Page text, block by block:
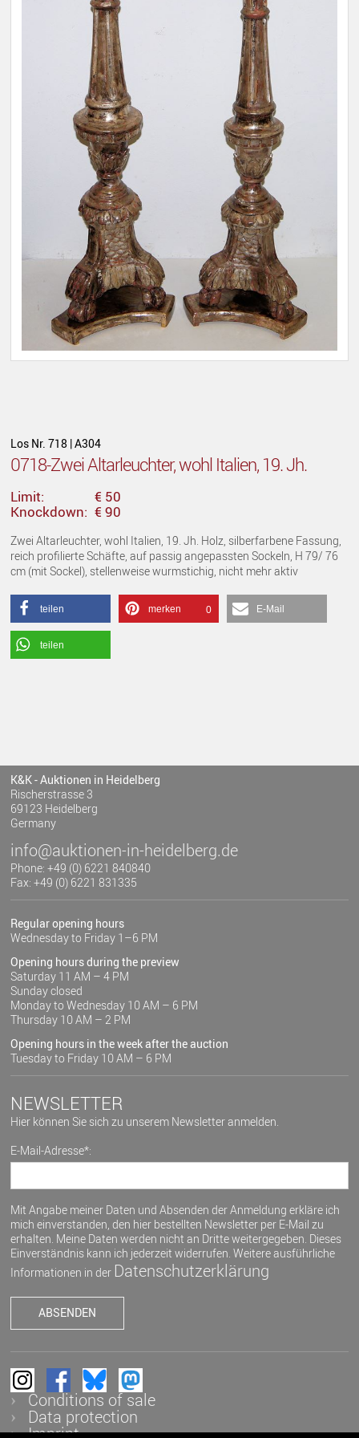
Los Nr. 718 | A304
0718-Zwei Altarleuchter, wohl Italien, 19. Jh.
Limit:
€ 50
Knockdown: € 90
Zwei Altarleuchter, wohl Italien, 19. Jh. Holz, silberfarbene Fassung,
reich profilierte Schäfte, auf passig angepassten Sockeln, H 79/ 76
cm (mit Sockel), stellenweise wurmstichig, nicht mehr aktiv
teilen merken 0 E-Mail
teilen
K&K - Auktionen in Heidelberg
Rischerstrasse 3
69123 Heidelberg
Germany
info@auktionen-in-heidelberg.de
Phone: +49 (0) 6221 840840
Fax: +49 (0) 6221 831335
Regular opening hours
Wednesday to Friday 1–6 PM
Opening hours during the preview
Saturday 11 AM – 4 PM
Sunday closed
Monday to Wednesday 10 AM – 6 PM
Thursday 10 AM – 2 PM
Opening hours in the week after the auction
Tuesday to Friday 10 AM – 6 PM
NEWSLETTER
Hier können Sie sich zu unserem Newsletter anmelden.
E-Mail-Adresse*:
Mit Angabe meiner Daten und Absenden der Anmeldung erkläre ich
mich einverstanden, den hier bestellten Newsletter per E-Mail zu
erhalten. Meine Daten werden nicht an Dritte weitergegeben. Dieses
Einverständnis kann ich jederzeit widerrufen. Weitere ausführliche
Informationen in der Datenschutzerklärung
Conditions of sale
Data protection